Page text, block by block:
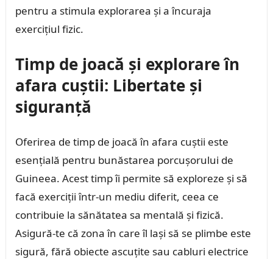
pentru a stimula explorarea și a încuraja
exercițiul fizic.
Timp de joacă și explorare în
afara cuștii: Libertate și
siguranță
Oferirea de timp de joacă în afara cuștii este
esențială pentru bunăstarea porcușorului de
Guineea. Acest timp îi permite să exploreze și să
facă exerciții într-un mediu diferit, ceea ce
contribuie la sănătatea sa mentală și fizică.
Asigură-te că zona în care îl lași să se plimbe este
sigură, fără obiecte ascuțite sau cabluri electrice